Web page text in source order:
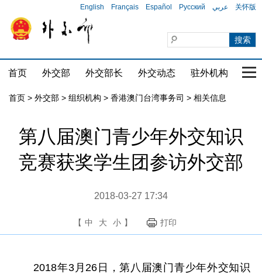
English Français Español Русский عربي 关怀版
首页 外交部 外交部长 外交动态 驻外机构 国
首页 > 外交部 > 组织机构 > 香港澳门台湾事务司 > 相关信息
第八届澳门青少年外交知识
竞赛获奖学生团参访外交部
2018-03-27 17:34
【 中 大 小 】 打印
2018年3月26日，第八届澳门青少年外交知识